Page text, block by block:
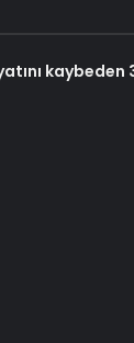
kaybeden